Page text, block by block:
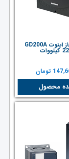
اینورتر سه فاز اینوت GD200A
تومان
محصول